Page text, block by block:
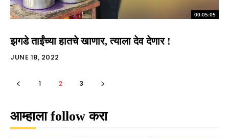
00:05:05
झगडे ताईंच्या हातचे खाणार, त्याला देव देणार !
JUNE 18, 2022
1 2 3
आम्हाला follow करा